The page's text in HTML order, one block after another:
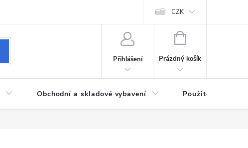
CZK
Přihlášení
NÁKUPNÍ
Prázdný košík
Obchodní a skladové vybavení Použité